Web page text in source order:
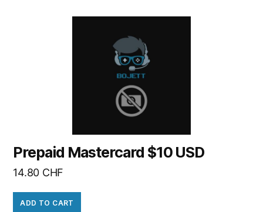
Prepaid Mastercard $10 USD
14.80 CHF
ADD TO CART